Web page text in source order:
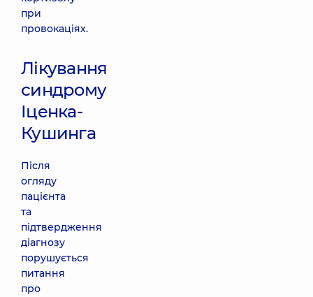
при
провокаціях.
Лікування
синдрому
Іценка-
Кушинга
Після
огляду
пацієнта
та
підтвердження
діагнозу
порушується
питання
про